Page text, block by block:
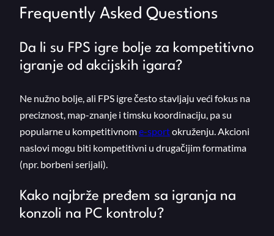
Frequently Asked Questions
Da li su FPS igre bolje za kompetitivno
igranje od akcijskih igara?
Ne nužno bolje, ali FPS igre često stavljaju veći fokus na
preciznost, map-znanje i timsku koordinaciju, pa su
popularne u kompetitivnome-sportokruženju. Akcioni
naslovi mogu biti kompetitivni u drugačijim formatima
(npr. borbeni serijali).
Kako najbrže pređem sa igranja na
konzoli na PC kontrolu?